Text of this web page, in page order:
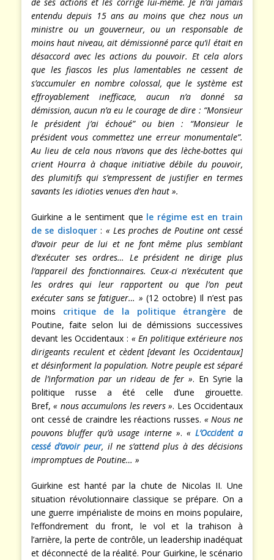
entendu depuis 15 ans au moins que chez nous un
ministre ou un gouverneur, ou un responsable de
moins haut niveau, ait démissionné parce qu’il était en
désaccord avec les actions du pouvoir. Et cela alors
que les fiascos les plus lamentables ne cessent de
s’accumuler en nombre colossal, que le système est
effroyablement inefficace, aucun n’a donné sa
démission, aucun n’a eu le courage de dire : “Monsieur
le président j’ai échoué” ou bien : “Monsieur le
président vous commettez une erreur monumentale”.
Au lieu de cela nous n’avons que des lèche-bottes qui
crient Hourra à chaque initiative débile du pouvoir,
des plumitifs qui s’empressent de justifier en termes
savants les idioties venues d’en haut ».
Guirkine a le sentiment que le régime est en train
de se disloquer: « Les proches de Poutine ont cessé
d’avoir peur de lui et ne font même plus semblant
d’exécuter ses ordres… Le président ne dirige plus
l’appareil des fonctionnaires. Ceux-ci n’exécutent que
les ordres qui leur rapportent ou que l’on peut
exécuter sans se fatiguer… » (12 octobre) Il n’est pas
moins critique de la politique étrangèrede
Poutine, faite selon lui de démissions successives
devant les Occidentaux : « En politique extérieure nos
dirigeants reculent et cèdent [devant les Occidentaux]
et désinforment la population. Notre peuple est séparé
de l’information par un rideau de fer ». En Syrie la
politique russe a été celle d’une girouette.
Bref,« nous accumulons les revers ». Les Occidentaux
ont cessé de craindre les réactions russes. « Nous ne
pouvons bluffer qu’à usage interne ». « L’Occident a
cessé d’avoir peur, il ne s’attend plus à des décisions
impromptues de Poutine… »
Guirkine est hanté par la chute de Nicolas II. Une
situation révolutionnaire classique se prépare. On a
une guerre impérialiste de moins en moins populaire,
l’effondrement du front, le vol et la trahison à
l’arrière, la perte de contrôle, un leadership inadéquat
et déconnecté de la réalité. Pour Guirkine, le scénario